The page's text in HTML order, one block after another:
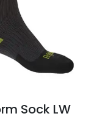
Sock LW